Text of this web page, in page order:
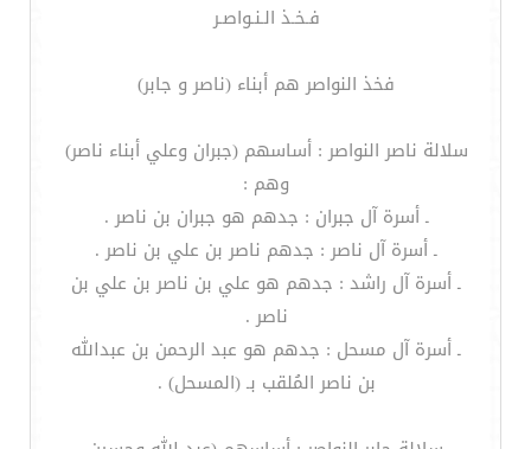
فـخـذ الـنـواصـر
فخذ النواصر هم أبناء (ناصر و جابر)
سلالة ناصر النواصر : أساسهم (جبران وعلي أبناء ناصر)
وهم :
ـ أسرة آل جبران : جدهم هو جبران بن ناصر .
ـ أسرة آل ناصر : جدهم ناصر بن علي بن ناصر .
ـ أسرة آل راشد : جدهم هو علي بن ناصر بن علي بن
ناصر .
ـ أسرة آل مسحل : جدهم هو عبد الرحمن بن عبدالله
بن ناصر المُلقب بـ (المسحل) .